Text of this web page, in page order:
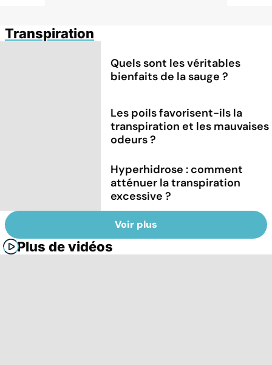
Transpiration
Quels sont les véritables
bienfaits de la sauge ?
Les poils favorisent-ils la
transpiration et les mauvaises
odeurs ?
Hyperhidrose : comment
atténuer la transpiration
excessive ?
Voir plus
Plus de vidéos